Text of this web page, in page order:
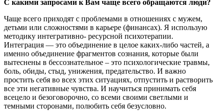
С какими запросами к Вам чаще всего обращаются люди?
Чаще всего приходят с проблемами в отношениях с мужем,
детьми или сложностями в карьере (финансах). Я использую
методику интегративно- ресурсной психотерапии.
Интеграция — это объединение в целое каких-либо частей, а
именно объединение фрагментов сознания, которые были
вытеснены в бессознательное – это психологические травмы,
боль, обиды, стыд, унижения, предательство. И важно
простить себя во всех этих ситуациях, отпустить и растворить
все эти негативные чувства. И научиться принимать себя
всецело и безоговорочно, со всеми своими светлыми и
темными сторонами, полюбить себя безусловно.